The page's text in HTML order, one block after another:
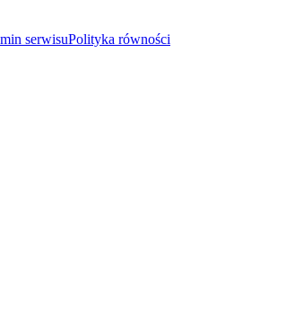
serwisuPolityka równości